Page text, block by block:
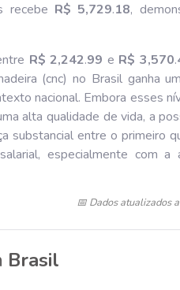
recebe R$ 5,729.18,
R$ 2,242.99 e R$ 3,570.
(cnc) no Brasil ganha
nacional. Embora esses
alta qualidade de vida, a
substancial entre o primeiro
especialmente com a
📅 Dados atualizados
Brasil